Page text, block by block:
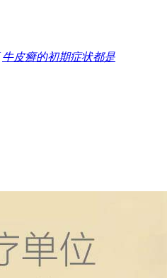
牛皮癣的初期症状都是